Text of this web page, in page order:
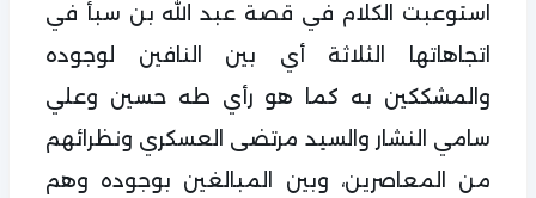
استوعبت الكلام في قصة عبد الله بن سبأ في
اتجاهاتها الثلاثة أي بين النافين لوجوده
والمشككين به كما هو رأي طه حسين وعلي
سامي النشار والسيد مرتضى العسكري ونظرائهم
من المعاصرين، وبين المبالغين بوجوده وهم